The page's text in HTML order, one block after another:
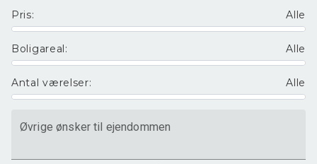
Pris: Alle
Boligareal: Alle
Antal værelser: Alle
Øvrige ønsker til ejendommen